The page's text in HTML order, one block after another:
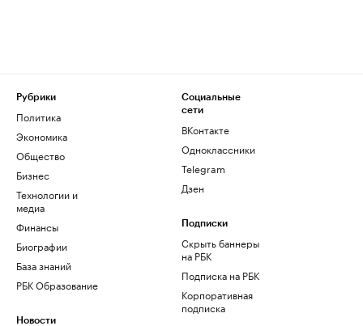
Рубрики
Политика
Экономика
Общество
Бизнес
Технологии и
медиа
Финансы
Биографии
База знаний
РБК Образование
Новости
Социальные
сети
ВКонтакте
Одноклассники
Telegram
Дзен
Подписки
Скрыть баннеры
на РБК
Подписка на РБК
Корпоративная
подписка